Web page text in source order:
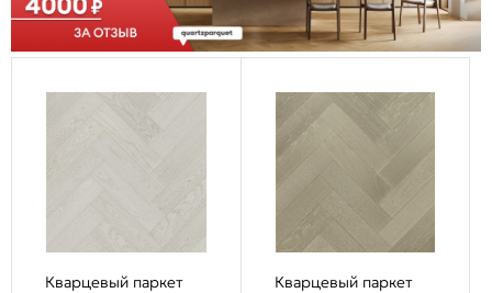
Кварцевый паркет
Кварцевый паркет